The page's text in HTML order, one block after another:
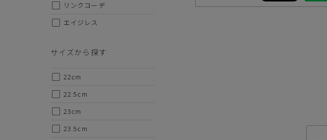
リンクコーデ
エイジレス
サイズから探す
22cm
22.5cm
23cm
23.5cm